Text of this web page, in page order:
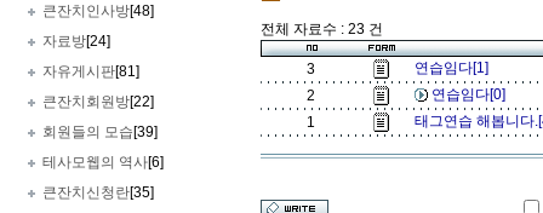
큰잔치인사방[48]
자료방[24]
자유게시판[81]
큰잔치회원방[22]
회원들의 모습[39]
테사모웹의 역사[6]
큰잔치신청란[35]
전체 자료수 : 23 건
3
연습임다[1]
2
연습임다[0]
1
태그연습 해봅니다